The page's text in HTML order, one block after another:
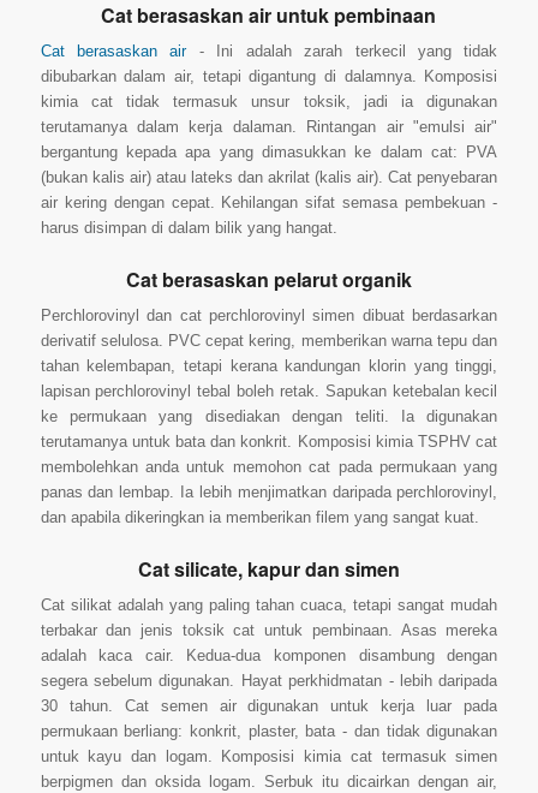
Cat berasaskan air untuk pembinaan
Cat berasaskan air- Ini adalah zarah terkecil yang tidak
dibubarkan dalam air, tetapi digantung di dalamnya. Komposisi
kimia cat tidak termasuk unsur toksik, jadi ia digunakan
terutamanya dalam kerja dalaman. Rintangan air "emulsi air"
bergantung kepada apa yang dimasukkan ke dalam cat: PVA
(bukan kalis air) atau lateks dan akrilat (kalis air). Cat penyebaran
air kering dengan cepat. Kehilangan sifat semasa pembekuan -
harus disimpan di dalam bilik yang hangat.
Cat berasaskan pelarut organik
Perchlorovinyl dan cat perchlorovinyl simen dibuat berdasarkan
derivatif selulosa. PVC cepat kering, memberikan warna tepu dan
tahan kelembapan, tetapi kerana kandungan klorin yang tinggi,
lapisan perchlorovinyl tebal boleh retak. Sapukan ketebalan kecil
ke permukaan yang disediakan dengan teliti. Ia digunakan
terutamanya untuk bata dan konkrit. Komposisi kimia TSPHV cat
membolehkan anda untuk memohon cat pada permukaan yang
panas dan lembap. Ia lebih menjimatkan daripada perchlorovinyl,
dan apabila dikeringkan ia memberikan filem yang sangat kuat.
Cat silicate, kapur dan simen
Cat silikat adalah yang paling tahan cuaca, tetapi sangat mudah
terbakar dan jenis toksik cat untuk pembinaan. Asas mereka
adalah kaca cair. Kedua-dua komponen disambung dengan
segera sebelum digunakan. Hayat perkhidmatan - lebih daripada
30 tahun. Cat semen air digunakan untuk kerja luar pada
permukaan berliang: konkrit, plaster, bata - dan tidak digunakan
untuk kayu dan logam. Komposisi kimia cat termasuk simen
berpigmen dan oksida logam. Serbuk itu dicairkan dengan air,